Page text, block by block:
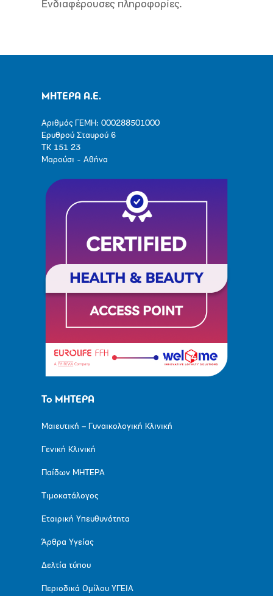
Ενδιαφέρουσες πληροφορίες.
ΜΗΤΕΡΑ Α.Ε.
Αριθμός ΓΕΜΗ: 000288501000
Ερυθρού Σταυρού 6
ΤΚ 151 23
Μαρούσι - Αθήνα
Το ΜΗΤΕΡΑ
Μαιευτική – Γυναικολογική Κλινική
Γενική Κλινική
Παίδων ΜΗΤΕΡΑ
Τιμοκατάλογος
Εταιρική Υπευθυνότητα
Άρθρα Υγείας
Δελτία τύπου
Περιοδικά Ομίλου ΥΓΕΙΑ